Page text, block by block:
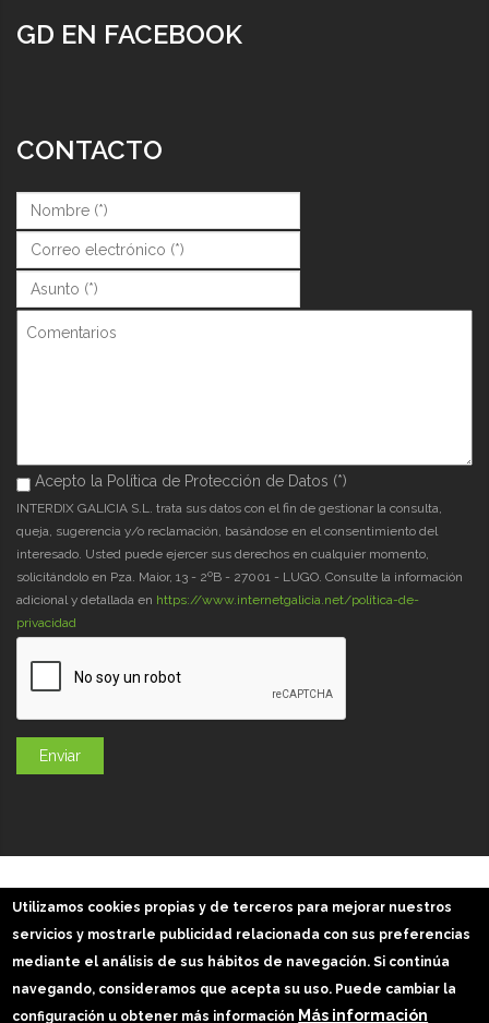
GD EN FACEBOOK
CONTACTO
Nombre (*)*
Correo (*)*
Asunto (*)*
Comentarios
Acepto la Política de Protección de Datos (*)
Acepto la Política de Protección de Datos (*)
INTERDIX GALICIA S.L. trata sus datos con el fin de gestionar la consulta,
queja, sugerencia y/o reclamación, basándose en el consentimiento del
interesado. Usted puede ejercer sus derechos en cualquier momento,
solicitándolo en Pza. Maior, 13 - 2ºB - 27001 - LUGO. Consulte la información
adicional y detallada en https://www.internetgalicia.net/política-de-
privacidad
Imágenes slider: Freepik
Utilizamos cookies propias y de terceros para mejorar nuestros
servicios y mostrarle publicidad relacionada con sus preferencias
mediante el análisis de sus hábitos de navegación. Si continúa
navegando, consideramos que acepta su uso. Puede cambiar la
configuración u obtener más información Más información